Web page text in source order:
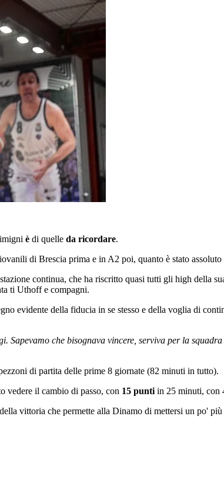
è di quelle da ricordare.
di Brescia prima e in A2 poi, quanto è stato assoluto
continua, che ha riscritto quasi tutti gli high della
ti Uthoff e compagni.
evidente della fiducia in se stesso e della voglia di
che bisognava vincere, serviva per la
di partita delle prime 8 giornate (82 minuti in tutto).
vedere il cambio di passo, con 15 punti in 25 minuti, con
vittoria che permette alla Dinamo di mettersi un po'